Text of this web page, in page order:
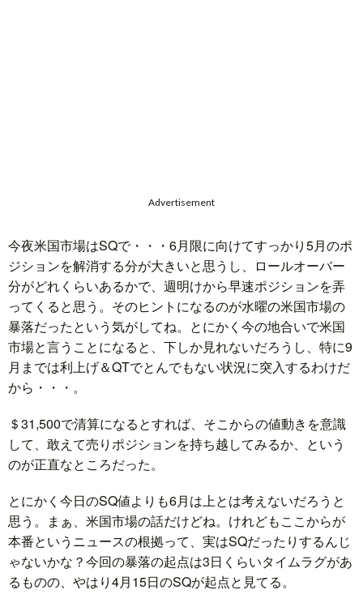
Advertisement
今夜米国市場はSQで・・・6月限に向けてすっかり5月のポ
ジションを解消する分が大きいと思うし、ロールオーバー
分がどれくらいあるかで、週明けから早速ポジションを弄
ってくると思う。そのヒントになるのが水曜の米国市場の
暴落だったという気がしてね。とにかく今の地合いで米国
市場と言うことになると、下しか見れないだろうし、特に9
月までは利上げ＆QTでとんでもない状況に突入するわけだ
から・・・。
＄31,500で清算になるとすれば、そこからの値動きを意識
して、敢えて売りポジションを持ち越してみるか、という
のが正直なところだった。
とにかく今日のSQ値よりも6月は上とは考えないだろうと
思う。まぁ、米国市場の話だけどね。けれどもここからが
本番というニュースの根拠って、実はSQだったりするんじ
ゃないかな？今回の暴落の起点は3日くらいタイムラグがあ
るものの、やはり4月15日のSQが起点と見てる。